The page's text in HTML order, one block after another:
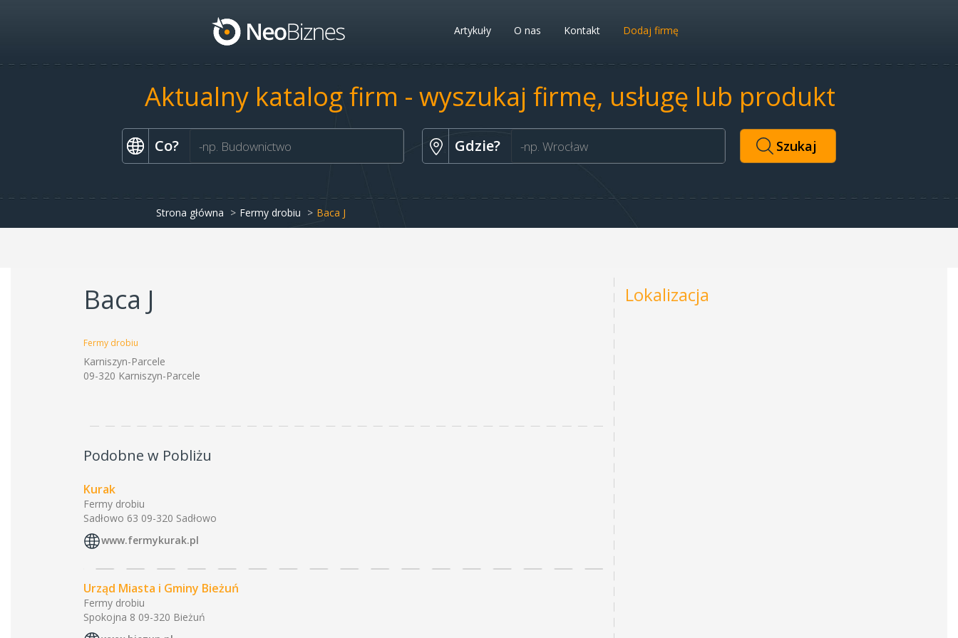
Artykuły O nas Kontakt Dodaj firmę
Aktualny katalog firm - wyszukaj firmę, usługę lub produkt
Co? Gdzie?
Strona główna Fermy drobiu Baca J
Baca J
Fermy drobiu
Karniszyn-Parcele
09-320 Karniszyn-Parcele
Podobne w Pobliżu
Kurak
Fermy drobiu
Sadłowo 63 09-320 Sadłowo
www.fermykurak.pl
Urząd Miasta i Gminy Bieżuń
Fermy drobiu
Spokojna 8 09-320 Bieżuń
Lokalizacja